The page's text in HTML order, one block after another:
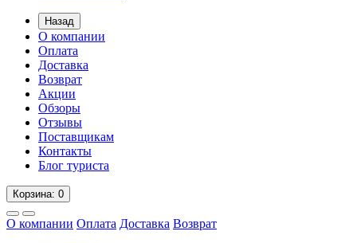
Назад
О компании
Оплата
Доставка
Возврат
Акции
Обзоры
Отзывы
Поставщикам
Контакты
Блог туриста
Корзина: 0
О компании Оплата Доставка Возврат